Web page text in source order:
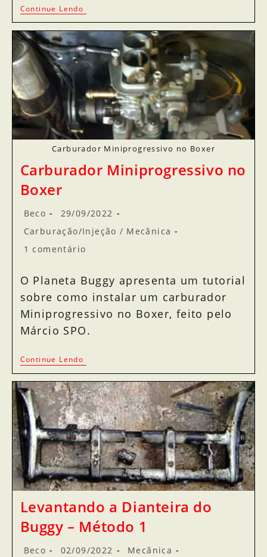
Continue Lendo
Carburador Miniprogressivo no Boxer
Carburador Miniprogressivo no
Boxer
Beco
29/09/2022
Carburação/Injeção / Mecânica
1 comentário
O Planeta Buggy apresenta um tutorial
sobre como instalar um carburador
Miniprogressivo no Boxer, feito pelo
Márcio SPO.
Continue Lendo
Levantando a Dianteira do
Buggy – Método 1
Beco 02/09/2022
Mecânica